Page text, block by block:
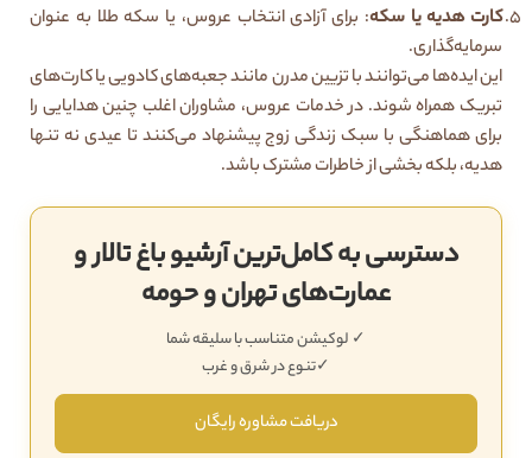
کارت هدیه یا سکه: برای آزادی انتخاب عروس، یا سکه طلا به عنوان
سرمایه‌گذاری.
این ایده‌ها می‌توانند با تزیین مدرن مانند جعبه‌های کادویی یا کارت‌های
تبریک همراه شوند. در خدمات عروس، مشاوران اغلب چنین هدایایی را
برای هماهنگی با سبک زندگی زوج پیشنهاد می‌کنند تا عیدی نه تنها
هدیه، بلکه بخشی از خاطرات مشترک باشد.
دسترسی به کامل‌ترین آرشیو باغ تالار و
‌عمارت‌های تهران و حومه
✓ لوکیشن متناسب با سلیقه شما
✓تنوع در شرق و غرب
دریافت مشاوره رایگان